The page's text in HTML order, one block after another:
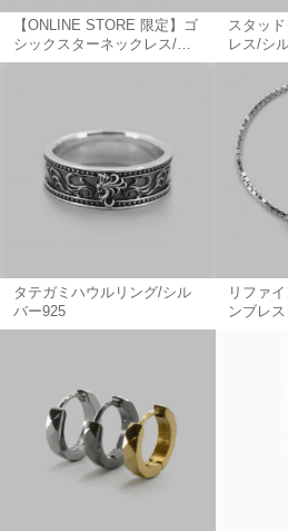
【ONLINE STORE 限定】ゴ
シックスターネックレス/ダ
イヤモンドplus/シルバー925
スタッ
レス/シ
ージカ
316L（
応）
タテガミハウルリング/シル
バー925
リファ
ンブレ